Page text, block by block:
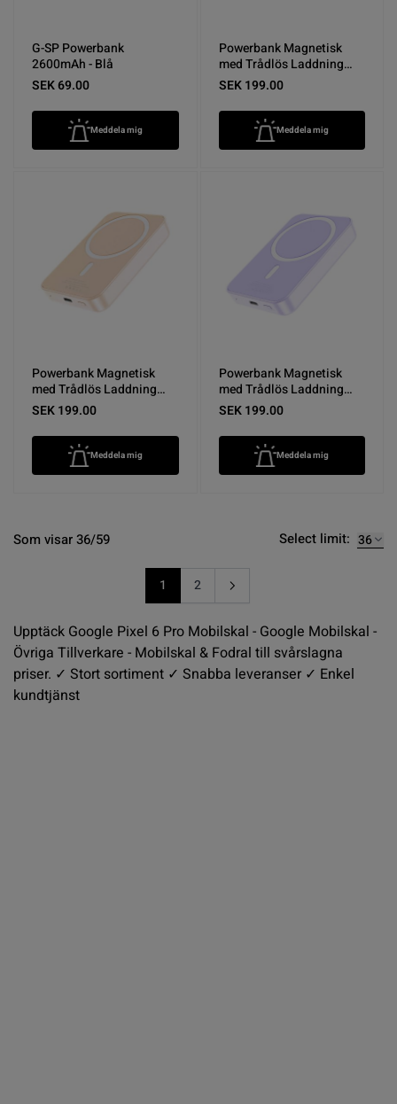
G-SP Powerbank
2600mAh - Blå
SEK 69.00
Meddela mig
Powerbank Magnetisk
med Trådlös Laddning
10000 mAh - Vit
SEK 199.00
Meddela mig
Powerbank Magnetisk
med Trådlös Laddning
10000 mAh - Rosa
SEK 199.00
Meddela mig
Powerbank Magnetisk
med Trådlös Laddning
10000 mAh - Lila
SEK 199.00
Meddela mig
Som visar 36/59
You're currently reading page
1 Sida
2
Select limit:
Upptäck Google Pixel 6 Pro Mobilskal - Google Mobilskal -
Övriga Tillverkare - Mobilskal & Fodral till svårslagna
priser. ✓ Stort sortiment ✓ Snabba leveranser ✓ Enkel
kundtjänst